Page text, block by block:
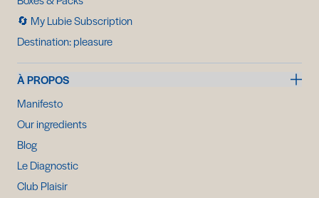
🔄️ My Lubie Subscription
Destination: pleasure
À PROPOS
Manifesto
Our ingredients
Blog
Le Diagnostic
Club Plaisir